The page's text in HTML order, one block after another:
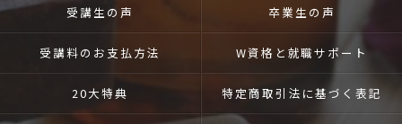
受講生の声 卒業生の声
受講料のお支払方法 W資格と就職サポート
20大特典 特定商取引法に基づく表記